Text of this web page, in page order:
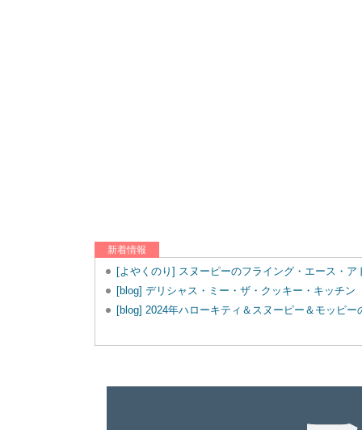
新着情報
[よやくのり] スヌーピーのフライング・エース・
[blog] デリシャス・ミー・ザ・クッキー・キッチン
[blog] 2024年ハローキティ＆スヌーピー＆モッピ